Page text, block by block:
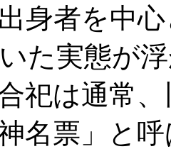
身者を中
た実態が
祀は通常、
名票」と